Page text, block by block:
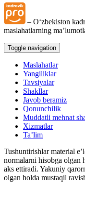
– Oʻzbekiston
maslahatlarning
Toggle navigation
Maslahatlar
Yangiliklar
Tavsiyalar
Shakllar
Javob beramiz
Qonunchilik
Muddatli mehnat
Xizmatlar
Ta’lim
Tushuntirishlar material
normalarni hisobga olgan
aks ettiradi. Yakuniy
olgan holda mustaqil